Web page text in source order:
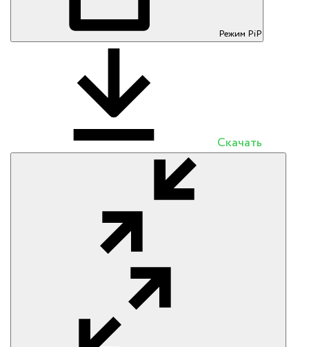
Режим PiP
Скачать